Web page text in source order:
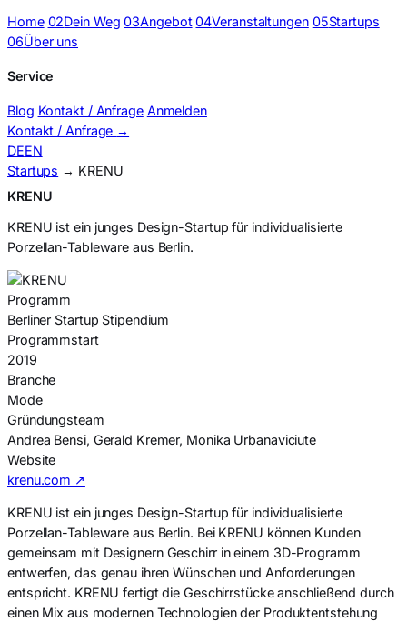
Home 02Dein Weg 03Angebot 04Veranstaltungen 05Startups
06Über uns
Service
Blog Kontakt / Anfrage Anmelden
Kontakt / Anfrage →
DEEN
Startups → KRENU
KRENU
KRENU ist ein junges Design-Startup für individualisierte
Porzellan-Tableware aus Berlin.
Programm
Berliner Startup Stipendium
Programmstart
2019
Branche
Mode
Gründungsteam
Andrea Bensi, Gerald Kremer, Monika Urbanaviciute
Website
krenu.com ↗
KRENU ist ein junges Design-Startup für individualisierte
Porzellan-Tableware aus Berlin. Bei KRENU können Kunden
gemeinsam mit Designern Geschirr in einem 3D-Programm
entwerfen, das genau ihren Wünschen und Anforderungen
entspricht. KRENU fertigt die Geschirrstücke anschließend durch
einen Mix aus modernen Technologien der Produktentstehung